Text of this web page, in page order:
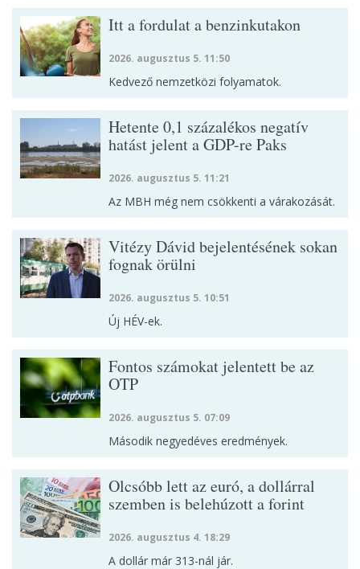
Itt a fordulat a benzinkutakon
2026. augusztus 5. 11:50
Kedvező nemzetközi folyamatok.
Hetente 0,1 százalékos negatív
hatást jelent a GDP-re Paks
2026. augusztus 5. 11:21
Az MBH még nem csökkenti a várakozását.
Vitézy Dávid bejelentésének sokan
fognak örülni
2026. augusztus 5. 10:51
Új HÉV-ek.
Fontos számokat jelentett be az
OTP
2026. augusztus 5. 07:09
Második negyedéves eredmények.
Olcsóbb lett az euró, a dollárral
szemben is belehúzott a forint
2026. augusztus 4. 18:29
A dollár már 313-nál jár.